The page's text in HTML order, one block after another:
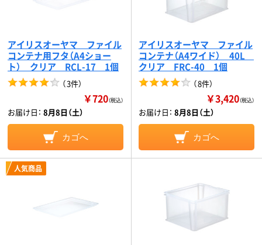
アイリスオーヤマ ファイル
コンテナ用フタ（A4ショー
ト） クリア RCL-17 1個
（3件）
￥720（税込）
お届け日： 8月8日（土）
カゴへ
アイリスオーヤマ ファイル
コンテナ（A4ワイド） 40L
クリア FRC-40 1個
（8件）
￥3,420（税込）
お届け日： 8月8日（土）
カゴへ
人気商品